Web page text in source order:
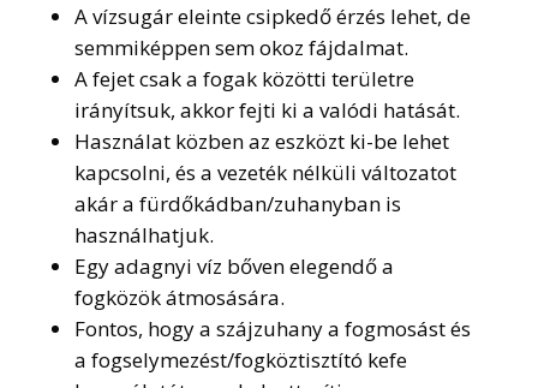
A vízsugár eleinte csipkedő érzés lehet, de
semmiképpen sem okoz fájdalmat.
A fejet csak a fogak közötti területre
irányítsuk, akkor fejti ki a valódi hatását.
Használat közben az eszközt ki-be lehet
kapcsolni, és a vezeték nélküli változatot
akár a fürdőkádban/zuhanyban is
használhatjuk.
Egy adagnyi víz bőven elegendő a
fogközök átmosására.
Fontos, hogy a szájzuhany a fogmosást és
a fogselymezést/fogköztisztító kefe